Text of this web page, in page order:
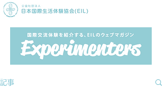
記事